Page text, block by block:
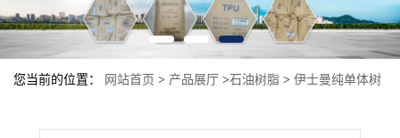
您当前的位置： 网站首页 > 产品展厅 >石油树脂 > 伊士曼纯单体树